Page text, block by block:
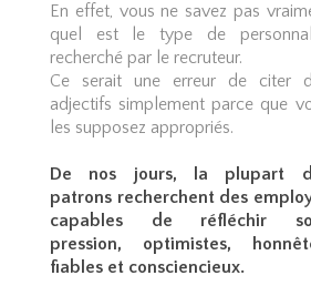
En effet, vous ne savez pas
quel est le type de
recherché par le recruteur.
Ce serait une erreur de citer
adjectifs simplement parce que
les supposez appropriés.
De nos jours, la plupart
patrons recherchent des
capables de réfléchir
pression, optimistes,
fiables et consciencieux.